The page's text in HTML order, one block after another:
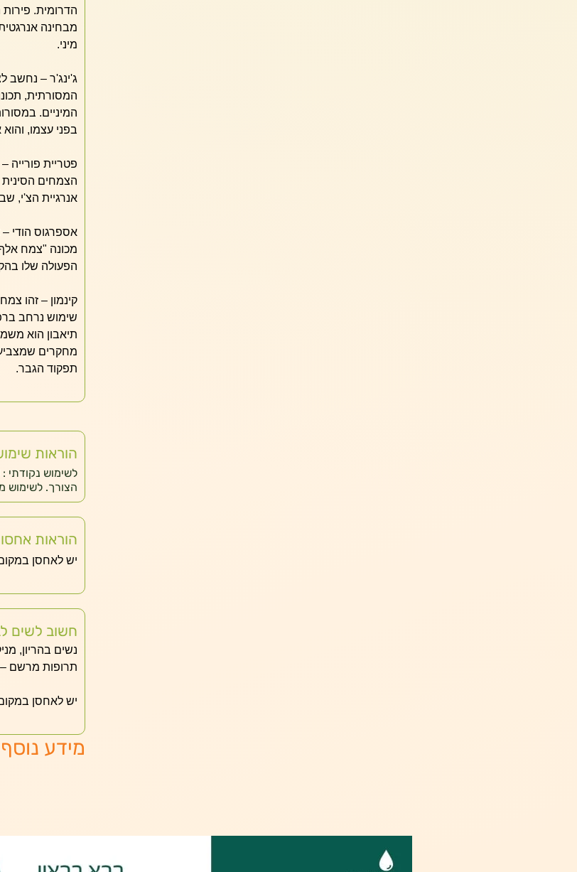
הדרומית.
מבחינה
מיני.
ג'ינג'ר – נחשב
המסורתית,
המיניים.
בפני עצמו,
פטריית
הצמחים הסינית
אנרגיית הצ'י,
אספרגוס הודי
מכונה "צמח אלף
הפעולה שלו
קינמון – זהו
שימוש נרחב
תיאבון הוא
מחקרים
תפקוד הגבר.
הוראות
הצורך. לשימוש מתמשך: 5 מ"ל בחצי כוס מים,
הוראות
יש לאחסן
חשוב לשים
נשים בהריון,
תרופות מרשם –
יש לאחסן
מידע